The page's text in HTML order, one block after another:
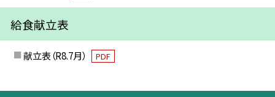
給食献立表
献立表（R8.7月） PDF